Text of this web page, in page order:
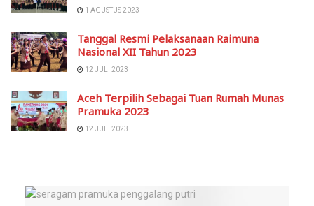
1 AGUSTUS 2023
Tanggal Resmi Pelaksanaan Raimuna
Nasional XII Tahun 2023
12 JULI 2023
Aceh Terpilih Sebagai Tuan Rumah Munas
Pramuka 2023
12 JULI 2023